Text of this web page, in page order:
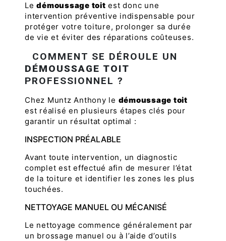
Ledémoussage toit est donc une
intervention préventive indispensable pour
protéger votre toiture, prolonger sa durée
de vie et éviter des réparations coûteuses.
COMMENT SE DÉROULE UN
DÉMOUSSAGE TOIT
PROFESSIONNEL ?
Chez Muntz Anthony le démoussage toit
est réalisé en plusieurs étapes clés pour
garantir un résultat optimal :
INSPECTION PRÉALABLE
Avant toute intervention, un diagnostic
complet est effectué afin de mesurer l’état
de la toiture et identifier les zones les plus
touchées.
NETTOYAGE MANUEL OU MÉCANISÉ
Le nettoyage commence généralement par
un brossage manuel ou à l’aide d’outils